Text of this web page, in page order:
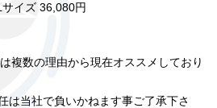
ズ 36,080円
複数の理由から現在オススメしており
当社で負いかねます事ご了承下さ